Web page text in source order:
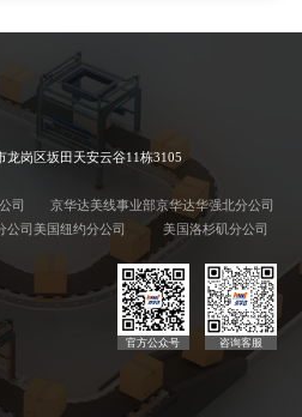
龙岗区坂田天安云谷11栋3105
司 京华达美线事业部京华达华强北分公司
公司美国纽约分公司 美国洛杉矶分公司
官方公众号 咨询客服